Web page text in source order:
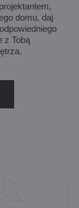
domu, daj
z Tobą